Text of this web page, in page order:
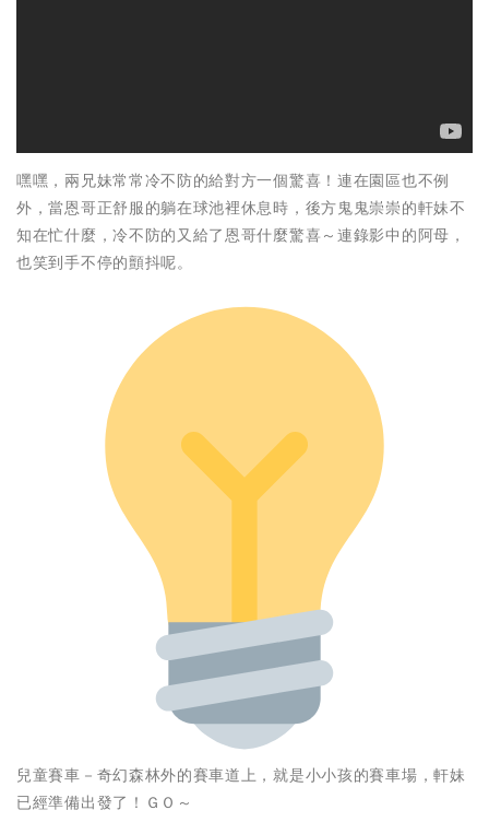
嘿嘿，兩兄妹常常冷不防的給對方一個驚喜！連在園區也不例
外，當恩哥正舒服的躺在球池裡休息時，後方鬼鬼崇崇的軒妹不
知在忙什麼，冷不防的又給了恩哥什麼驚喜～連錄影中的阿母，
也笑到手不停的顫抖呢。
兒童賽車－奇幻森林外的賽車道上，就是小小孩的賽車場，軒妹
已經準備出發了！ＧＯ～